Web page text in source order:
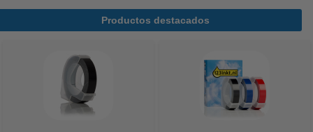
Productos destacados